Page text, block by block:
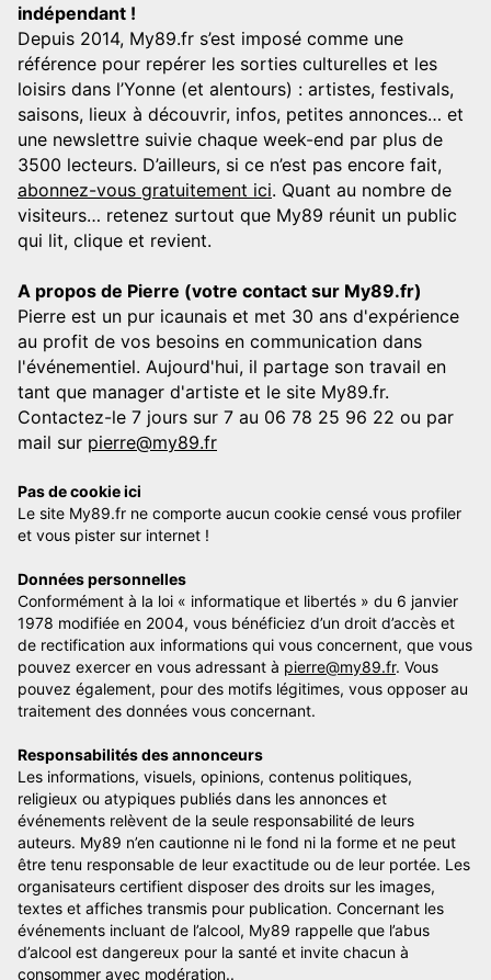
indépendant !
Depuis 2014, My89.fr s’est imposé comme une
référence pour repérer les sorties culturelles et les
loisirs dans l’Yonne (et alentours) : artistes, festivals,
saisons, lieux à découvrir, infos, petites annonces… et
une newslettre suivie chaque week-end par plus de
3500 lecteurs. D’ailleurs, si ce n’est pas encore fait,
abonnez-vous gratuitement ici. Quant au nombre de
visiteurs… retenez surtout que My89 réunit un public
qui lit, clique et revient.
A propos de Pierre (votre contact sur My89.fr)
Pierre est un pur icaunais et met 30 ans d'expérience
au profit de vos besoins en communication dans
l'événementiel. Aujourd'hui, il partage son travail en
tant que manager d'artiste et le site My89.fr.
Contactez-le 7 jours sur 7 au 06 78 25 96 22 ou par
mail sur pierre@my89.fr
Pas de cookie ici
Le site My89.fr ne comporte aucun cookie censé vous profiler
et vous pister sur internet !
Données personnelles
Conformément à la loi « informatique et libertés » du 6 janvier
1978 modifiée en 2004, vous bénéficiez d’un droit d’accès et
de rectification aux informations qui vous concernent, que vous
pouvez exercer en vous adressant à pierre@my89.fr. Vous
pouvez également, pour des motifs légitimes, vous opposer au
traitement des données vous concernant.
Responsabilités des annonceurs
Les informations, visuels, opinions, contenus politiques,
religieux ou atypiques publiés dans les annonces et
événements relèvent de la seule responsabilité de leurs
auteurs. My89 n’en cautionne ni le fond ni la forme et ne peut
être tenu responsable de leur exactitude ou de leur portée. Les
organisateurs certifient disposer des droits sur les images,
textes et affiches transmis pour publication. Concernant les
événements incluant de l’alcool, My89 rappelle que l’abus
d’alcool est dangereux pour la santé et invite chacun à
consommer avec modération..